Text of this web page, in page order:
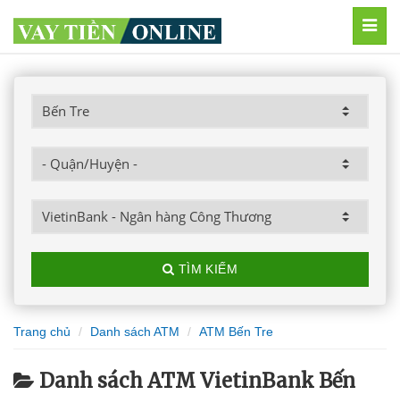
TÌM KIẾM
Trang chủ Danh sách ATM ATM Bến Tre
Danh sách ATM VietinBank Bến